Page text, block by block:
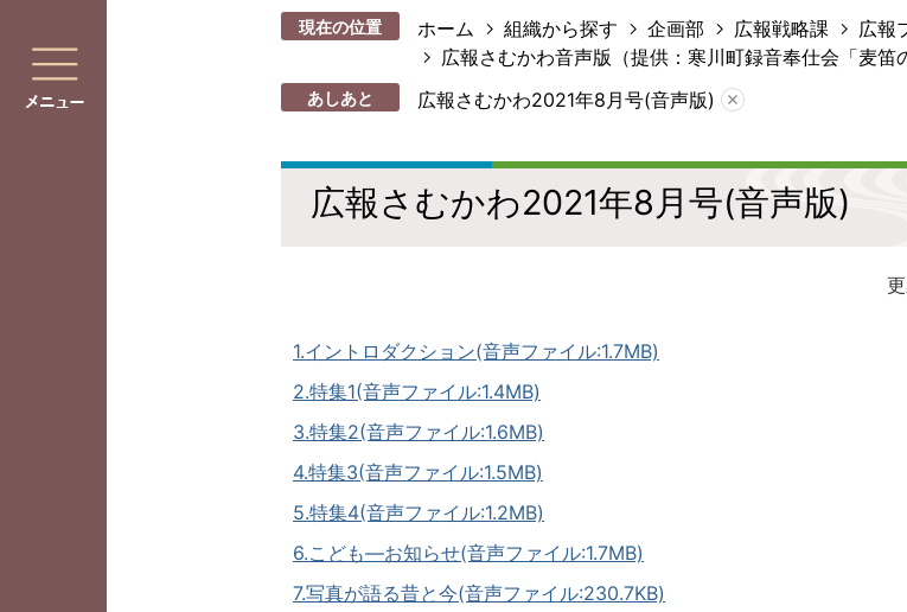
現在の位置 ホーム 組織から探す 企画部 広報戦略課 広報
広報さむかわ音声版（提供：寒川町録音奉仕会「麦笛
あしあと 広報さむかわ2021年8月号(音声版)
広報さむかわ2021年8月号(音声版)
1.イントロダクション(音声ファイル:1.7MB)
2.特集1(音声ファイル:1.4MB)
3.特集2(音声ファイル:1.6MB)
4.特集3(音声ファイル:1.5MB)
5.特集4(音声ファイル:1.2MB)
6.こども―お知らせ(音声ファイル:1.7MB)
7.写真が語る昔と今(音声ファイル:230.7KB)